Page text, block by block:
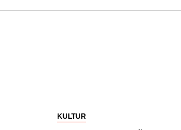
KULTUR
zur Kenntnis genommen und akzeptiere